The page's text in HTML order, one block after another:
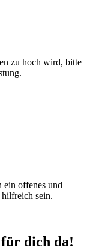
zu hoch wird, bitte
ein offenes und
hilfreich sein.
dich da!